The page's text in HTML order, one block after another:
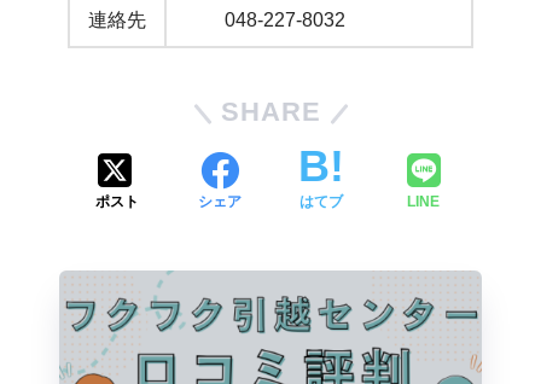
連絡先 048-227-8032
SHARE
ポスト シェア はてブ LINE